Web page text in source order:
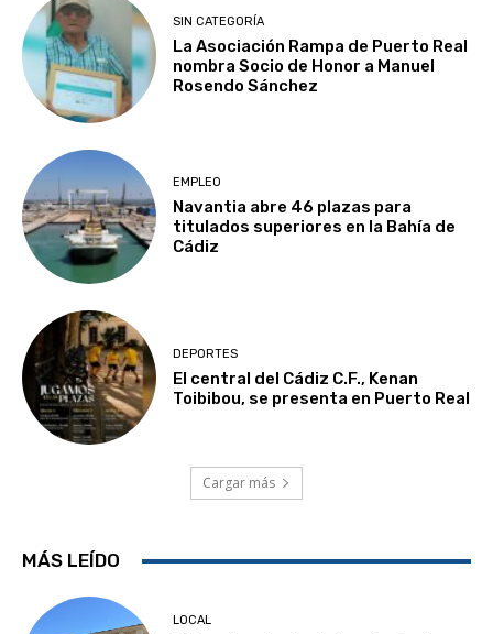
SIN CATEGORÍA
La Asociación Rampa de Puerto Real
nombra Socio de Honor a Manuel
Rosendo Sánchez
EMPLEO
Navantia abre 46 plazas para
titulados superiores en la Bahía de
Cádiz
DEPORTES
El central del Cádiz C.F., Kenan
Toibibou, se presenta en Puerto Real
Cargar más
MÁS LEÍDO
LOCAL